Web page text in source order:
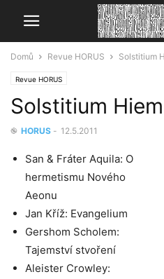
Domů Revue HORUS Solstitium
Revue HORUS
Solstitium
֎ HORUS - 12.5.2011
San & Fráter Aquila: O
hermetismu Nového
Aeonu
Jan Kříž: Evangelium
Gershom Scholem:
Tajemství stvoření
Aleister Crowley: